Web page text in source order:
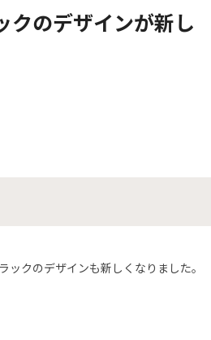
クのデザインが新し
クのデザインも新しくなりました。